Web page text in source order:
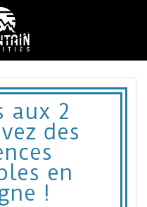
aux 2
des
en
!​